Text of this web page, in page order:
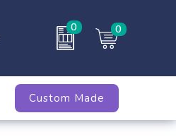
0 0
Custom Made